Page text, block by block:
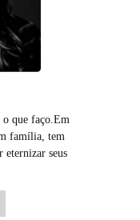
que faço.Em
família, tem
seus